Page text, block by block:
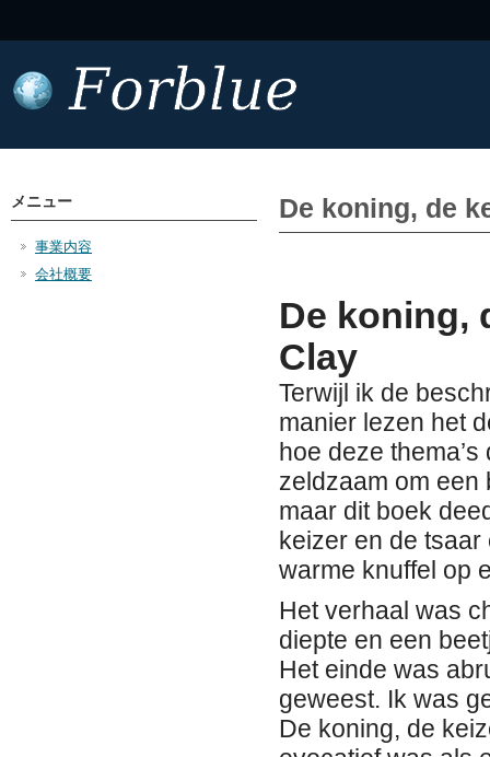
De koning, de
De koning,
Clay
Terwijl ik de
manier lezen het
hoe deze
zeldzaam om een
maar dit boek
keizer en de
warme knuffel op
Het verhaal was
diepte en een
Het einde was
geweest. Ik was
De koning, de
メニュー
事業内容
会社概要